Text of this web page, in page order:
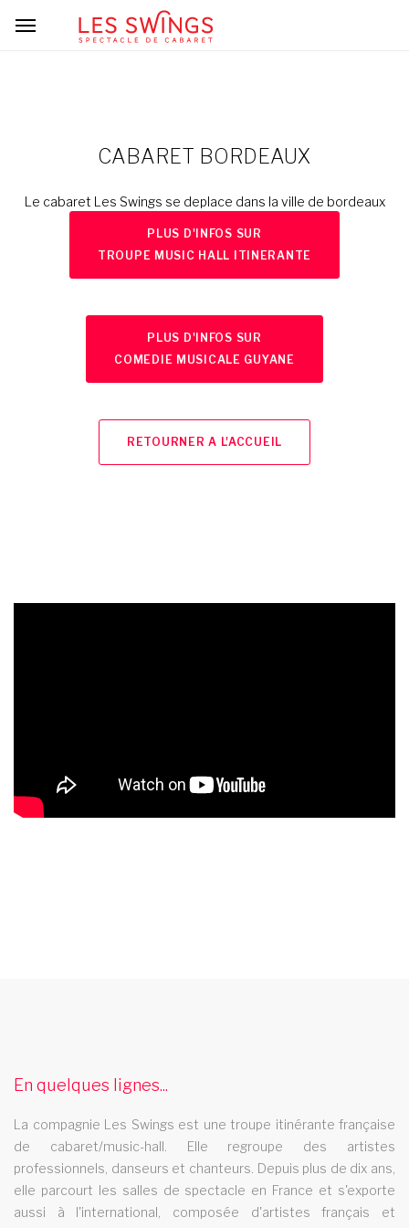
CABARET BORDEAUX
Le cabaret Les Swings se deplace dans la ville de bordeaux
PLUS D'INFOS SUR
TROUPE MUSIC HALL ITINERANTE
PLUS D'INFOS SUR
COMEDIE MUSICALE GUYANE
RETOURNER A L'ACCUEIL
35
Les Swings vous propose un spectacle de music hall
professionnel et se deplace dans le departement moselle 57
cabaret seine maritime
En quelques lignes...
La compagnie Les Swings est une troupe itinérante française
de cabaret/music-hall. Elle regroupe des artistes
professionnels, danseurs et chanteurs. Depuis plus de dix ans,
elle parcourt les salles de spectacle en France et s'exporte
aussi à l'international, composée d'artistes français et